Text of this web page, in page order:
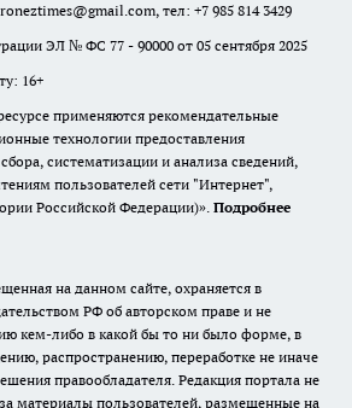
тел: +7 985 814 3429
ЭЛ № ФС 77 - 90000 от 05 сентября 2025
16+
применяются рекомендательные
технологии предоставления
систематизации и анализа сведений,
пользователей сети "Интернет",
Российской Федерации)». Подробнее
на данном сайте, охраняется в
РФ об авторском праве и не
кем-либо в какой бы то ни было форме, в
распространению, переработке не иначе
правообладателя. Редакция портала не
материалы пользователей, размещенные на